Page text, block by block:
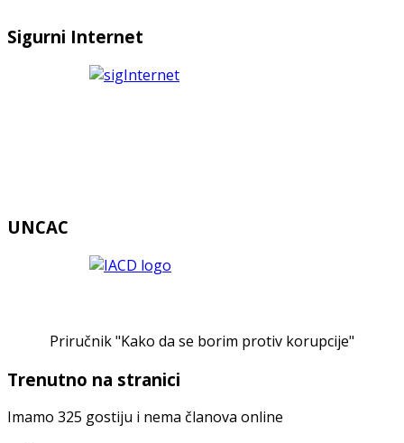
Sigurni Internet
UNCAC
Priručnik "Kako da se borim protiv korupcije"
Trenutno na stranici
Imamo 325 gostiju i nema članova online